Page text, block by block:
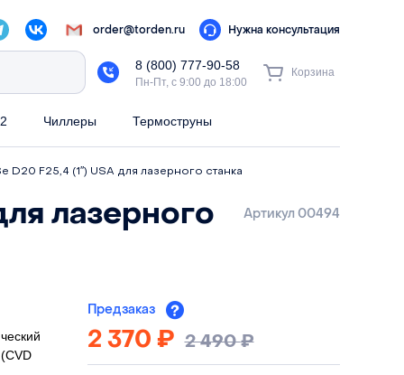
order@torden.ru Нужна консультация
8 (800) 777-90-58
Пн-Пт, с 9:00 до 18:00
Корзина
Чиллеры Термоструны
F25,4 (1″) USA для лазерного станка
лазерного Артикул 00494
Предзаказ
2 370 ₽ 2 490₽